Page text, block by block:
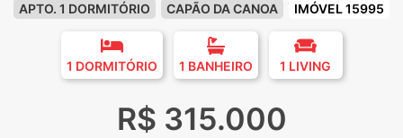
APTO. 1 DORMITÓRIO CAPÃO DA CANOA IMÓVEL 15995
1 DORMITÓRIO 1 BANHEIRO 1 LIVING
R$ 315.000